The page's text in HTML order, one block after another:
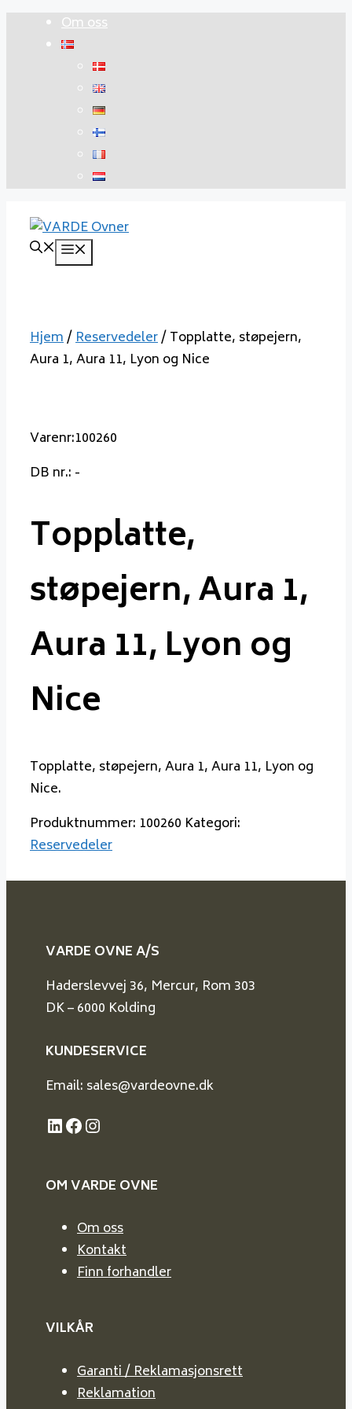
Om oss
Hjem/Reservedeler/ Topplatte, støpejern,
Aura 1, Aura 11, Lyon og Nice
Varenr:100260
DB nr.: -
Topplatte,
støpejern, Aura 1,
Aura 11, Lyon og
Nice
Topplatte, støpejern, Aura 1, Aura 11, Lyon og
Nice.
Produktnummer: 100260 Kategori:
Reservedeler
VARDE OVNE A/S
Haderslevvej 36, Mercur, Rom 303
DK – 6000 Kolding
KUNDESERVICE
Email: sales@vardeovne.dk
LinkedIn
Facebook
Instagram
OM VARDE OVNE
Om oss
Kontakt
Finn forhandler
VILKÅR
Garanti / Reklamasjonsrett
Reklamation